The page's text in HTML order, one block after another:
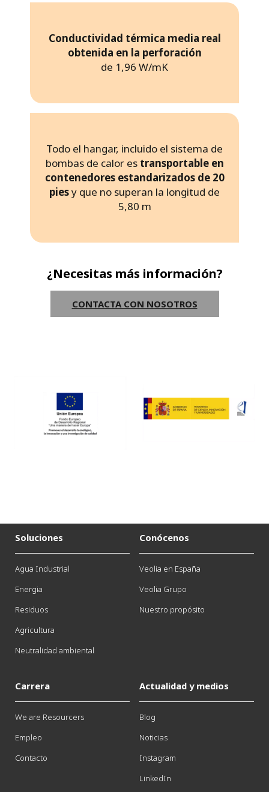
Conductividad térmica media real
obtenida en la perforación
de 1,96 W/mK
Todo el hangar, incluido el sistema de
bombas de calor es transportable en
contenedores estandarizados de 20
piesy que no superan la longitud de
5,80 m
¿Necesitas más información?
CONTACTA CON NOSOTROS
Soluciones
Agua Industrial
Energia
Residuos
Agricultura
Neutralidad ambiental
Conócenos
Veolia en España
Veolia Grupo
Nuestro propósito
Carrera
We are Resourcers
Empleo
Contacto
Actualidad y medios
Blog
Noticias
Instagram
LinkedIn